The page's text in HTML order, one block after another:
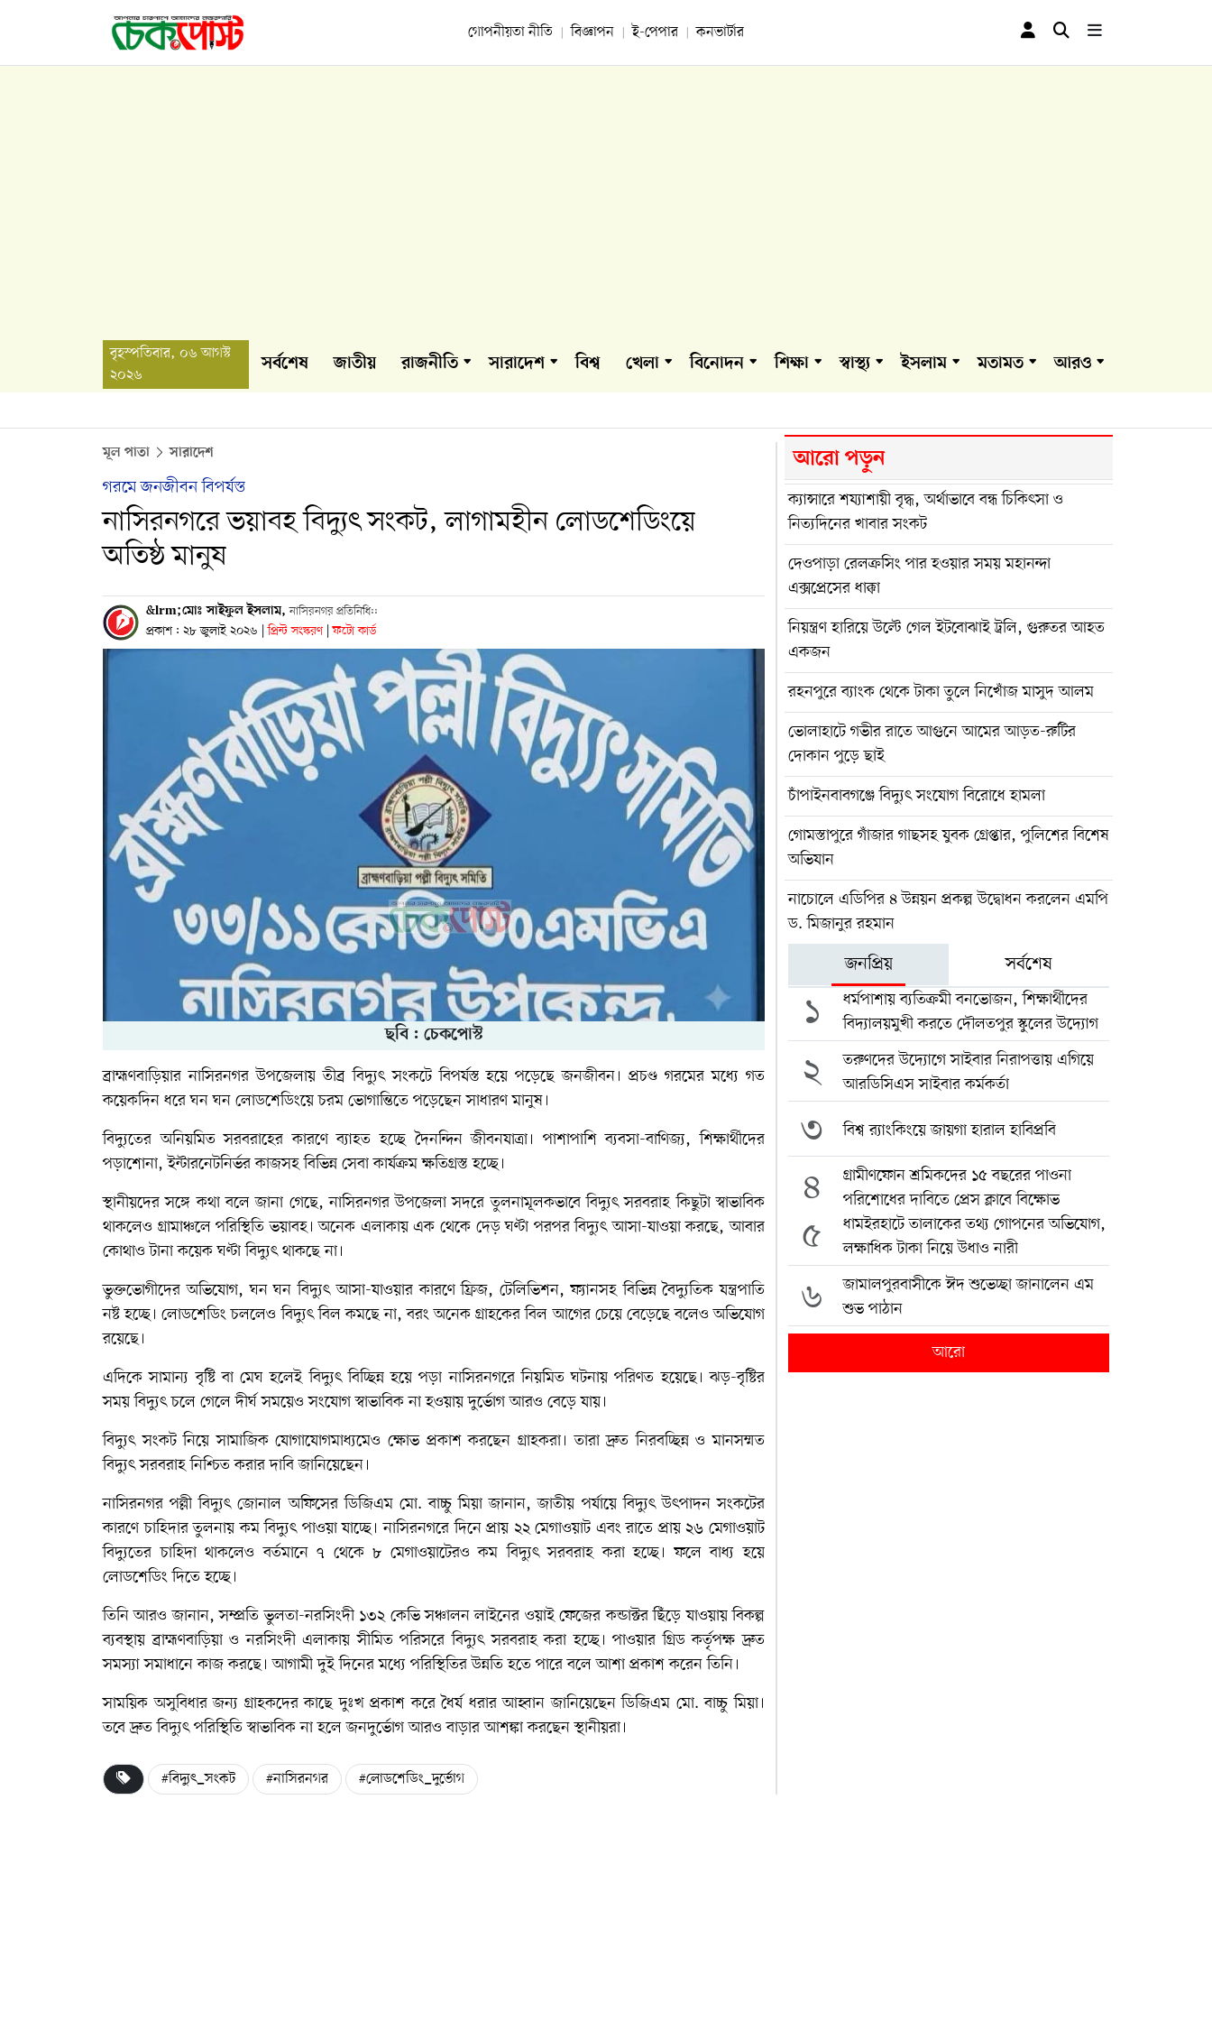
গোপনীয়তা নীতি বিজ্ঞাপন ই-পেপার কনভার্টার
বৃহস্পতিবার, ০৬ আগস্ট
২০২৬
সর্বশেষ জাতীয় রাজনীতি সারাদেশ বিশ্ব খেলা বিনোদন শিক্ষা স্বাস্থ্য ইসলাম মতামত আরও
মূল পাতা সারাদেশ
গরমে জনজীবন বিপর্যস্ত
নাসিরনগরে ভয়াবহ বিদ্যুৎ সংকট, লাগামহীন লোডশেডিংয়ে
অতিষ্ঠ মানুষ
&lrm;মোঃ সাইফুল ইসলাম,নাসিরনগর প্রতিনিধি::
প্রকাশ : ২৮ জুলাই ২০২৬ | প্রিন্ট সংস্করণ | ফটো কার্ড
ছবি : চেকপোস্ট
ব্রাহ্মণবাড়িয়ার নাসিরনগর উপজেলায় তীব্র বিদ্যুৎ সংকটে বিপর্যস্ত হয়ে পড়েছে জনজীবন। প্রচণ্ড গরমের মধ্যে গত
কয়েকদিন ধরে ঘন ঘন লোডশেডিংয়ে চরম ভোগান্তিতে পড়েছেন সাধারণ মানুষ।
বিদ্যুতের অনিয়মিত সরবরাহের কারণে ব্যাহত হচ্ছে দৈনন্দিন জীবনযাত্রা। পাশাপাশি ব্যবসা-বাণিজ্য, শিক্ষার্থীদের
পড়াশোনা, ইন্টারনেটনির্ভর কাজসহ বিভিন্ন সেবা কার্যক্রম ক্ষতিগ্রস্ত হচ্ছে।
স্থানীয়দের সঙ্গে কথা বলে জানা গেছে, নাসিরনগর উপজেলা সদরে তুলনামূলকভাবে বিদ্যুৎ সরবরাহ কিছুটা স্বাভাবিক
থাকলেও গ্রামাঞ্চলে পরিস্থিতি ভয়াবহ। অনেক এলাকায় এক থেকে দেড় ঘণ্টা পরপর বিদ্যুৎ আসা-যাওয়া করছে, আবার
কোথাও টানা কয়েক ঘণ্টা বিদ্যুৎ থাকছে না।
ভুক্তভোগীদের অভিযোগ, ঘন ঘন বিদ্যুৎ আসা-যাওয়ার কারণে ফ্রিজ, টেলিভিশন, ফ্যানসহ বিভিন্ন বৈদ্যুতিক যন্ত্রপাতি
নষ্ট হচ্ছে। লোডশেডিং চললেও বিদ্যুৎ বিল কমছে না, বরং অনেক গ্রাহকের বিল আগের চেয়ে বেড়েছে বলেও অভিযোগ
রয়েছে।
এদিকে সামান্য বৃষ্টি বা মেঘ হলেই বিদ্যুৎ বিচ্ছিন্ন হয়ে পড়া নাসিরনগরে নিয়মিত ঘটনায় পরিণত হয়েছে। ঝড়-বৃষ্টির
সময় বিদ্যুৎ চলে গেলে দীর্ঘ সময়েও সংযোগ স্বাভাবিক না হওয়ায় দুর্ভোগ আরও বেড়ে যায়।
বিদ্যুৎ সংকট নিয়ে সামাজিক যোগাযোগমাধ্যমেও ক্ষোভ প্রকাশ করছেন গ্রাহকরা। তারা দ্রুত নিরবচ্ছিন্ন ও মানসম্মত
বিদ্যুৎ সরবরাহ নিশ্চিত করার দাবি জানিয়েছেন।
নাসিরনগর পল্লী বিদ্যুৎ জোনাল অফিসের ডিজিএম মো. বাচ্চু মিয়া জানান, জাতীয় পর্যায়ে বিদ্যুৎ উৎপাদন সংকটের
কারণে চাহিদার তুলনায় কম বিদ্যুৎ পাওয়া যাচ্ছে। নাসিরনগরে দিনে প্রায় ২২ মেগাওয়াট এবং রাতে প্রায় ২৬ মেগাওয়াট
বিদ্যুতের চাহিদা থাকলেও বর্তমানে ৭ থেকে ৮ মেগাওয়াটেরও কম বিদ্যুৎ সরবরাহ করা হচ্ছে। ফলে বাধ্য হয়ে
লোডশেডিং দিতে হচ্ছে।
তিনি আরও জানান, সম্প্রতি ভুলতা-নরসিংদী ১৩২ কেভি সঞ্চালন লাইনের ওয়াই ফেজের কন্ডাক্টর ছিঁড়ে যাওয়ায় বিকল্প
ব্যবস্থায় ব্রাহ্মণবাড়িয়া ও নরসিংদী এলাকায় সীমিত পরিসরে বিদ্যুৎ সরবরাহ করা হচ্ছে। পাওয়ার গ্রিড কর্তৃপক্ষ দ্রুত
সমস্যা সমাধানে কাজ করছে। আগামী দুই দিনের মধ্যে পরিস্থিতির উন্নতি হতে পারে বলে আশা প্রকাশ করেন তিনি।
সাময়িক অসুবিধার জন্য গ্রাহকদের কাছে দুঃখ প্রকাশ করে ধৈর্য ধরার আহ্বান জানিয়েছেন ডিজিএম মো. বাচ্চু মিয়া।
তবে দ্রুত বিদ্যুৎ পরিস্থিতি স্বাভাবিক না হলে জনদুর্ভোগ আরও বাড়ার আশঙ্কা করছেন স্থানীয়রা।
#বিদ্যুৎ_সংকট #নাসিরনগর #লোডশেডিং_দুর্ভোগ
আরো পড়ুন
ক্যান্সারে শয্যাশায়ী বৃদ্ধ, অর্থাভাবে বন্ধ চিকিৎসা ও
নিত্যদিনের খাবার সংকট
দেওপাড়া রেলক্রসিং পার হওয়ার সময় মহানন্দা
এক্সপ্রেসের ধাক্কা
নিয়ন্ত্রণ হারিয়ে উল্টে গেল ইটবোঝাই ট্রলি, গুরুতর আহত
একজন
রহনপুরে ব্যাংক থেকে টাকা তুলে নিখোঁজ মাসুদ আলম
ভোলাহাটে গভীর রাতে আগুনে আমের আড়ত-রুটির
দোকান পুড়ে ছাই
চাঁপাইনবাবগঞ্জে বিদ্যুৎ সংযোগ বিরোধে হামলা
গোমস্তাপুরে গাঁজার গাছসহ যুবক গ্রেপ্তার, পুলিশের বিশেষ
অভিযান
নাচোলে এডিপির ৪ উন্নয়ন প্রকল্প উদ্বোধন করলেন এমপি
ড. মিজানুর রহমান
জনপ্রিয় সর্বশেষ
১
ধর্মপাশায় ব্যতিক্রমী বনভোজন, শিক্ষার্থীদের
বিদ্যালয়মুখী করতে দৌলতপুর স্কুলের উদ্যোগ
২
তরুণদের উদ্যোগে সাইবার নিরাপত্তায় এগিয়ে
আরডিসিএস সাইবার কর্মকর্তা
৩ বিশ্ব র‍্যাংকিংয়ে জায়গা হারাল হাবিপ্রবি
৪
গ্রামীণফোন শ্রমিকদের ১৫ বছরের পাওনা
পরিশোধের দাবিতে প্রেস ক্লাবে বিক্ষোভ
৫
ধামইরহাটে তালাকের তথ্য গোপনের অভিযোগ,
লক্ষাধিক টাকা নিয়ে উধাও নারী
৬
জামালপুরবাসীকে ঈদ শুভেচ্ছা জানালেন এম
শুভ পাঠান
আরো